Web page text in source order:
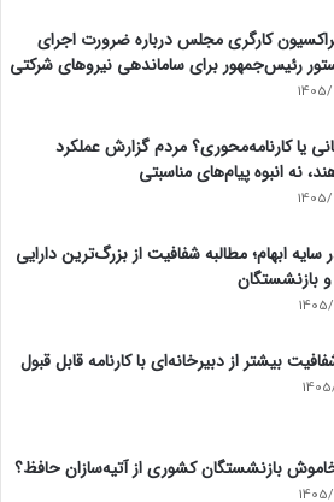
کارگری مجلس درباره ضرورت اجرای
رئیس‌جمهور برای ساماندهی نیروهای شرکتی
یا کارنامه‌محوری؟ مردم گزارش عملکرد
نه انبوه پیام‌های مناسبتی
ابهام؛ مطالبه شفافیت از بزرگ‌ترین دارایی
و بازنشستگان
بیشتر از دبیرخانه‌ای با کارنامه قابل قبول
بازنشستگان کشوری از آتیه‌سازان حافظ؟